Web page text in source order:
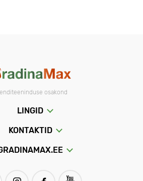
osakond
LINGID
KONTAKTID